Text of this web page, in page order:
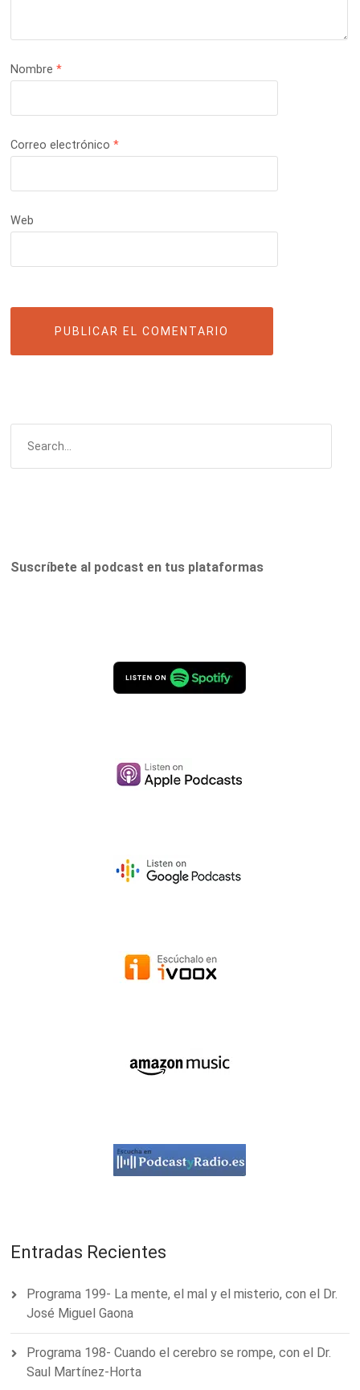
Nombre*
Correo electrónico*
Web
Suscríbete al podcast en tus plataformas
Entradas Recientes
Programa 199- La mente, el mal y el misterio, con el Dr.
José Miguel Gaona
Programa 198- Cuando el cerebro se rompe, con el Dr.
Saul Martínez-Horta